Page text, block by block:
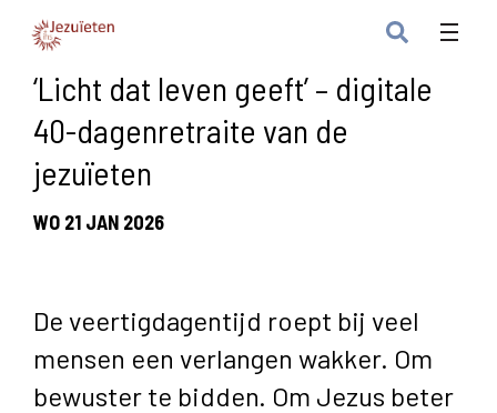
‘Licht dat leven geeft’ – digitale
40-dagenretraite van de
jezuïeten
WO 21 JAN 2026
De veertigdagentijd roept bij veel
mensen een verlangen wakker. Om
bewuster te bidden. Om Jezus beter